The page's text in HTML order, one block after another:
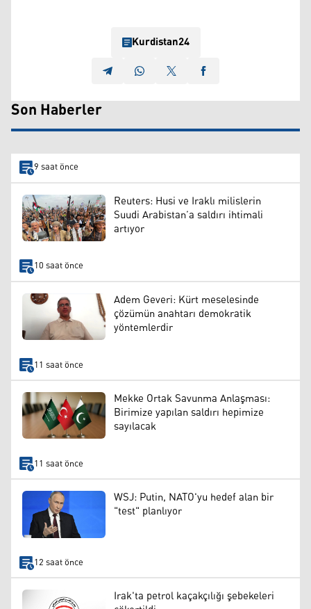
Kurdistan24
Son Haberler
9 saat önce
Reuters: Husi ve Iraklı milislerin
Suudi Arabistan’a saldırı ihtimali
artıyor
10 saat önce
Adem Geveri: Kürt meselesinde
çözümün anahtarı demokratik
yöntemlerdir
11 saat önce
Mekke Ortak Savunma Anlaşması:
Birimize yapılan saldırı hepimize
sayılacak
11 saat önce
WSJ: Putin, NATO'yu hedef alan bir
"test" planlıyor
12 saat önce
Irak'ta petrol kaçakçılığı şebekeleri